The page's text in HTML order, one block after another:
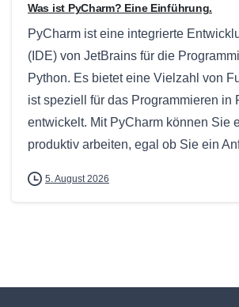
Was ist PyCharm? Eine Einführung.
PyCharm ist eine integrierte
(IDE) von JetBrains für die
Python. Es bietet eine Vielzahl von
ist speziell für das Programmieren in
entwickelt. Mit PyCharm können Sie
produktiv arbeiten, egal ob Sie ein
5. August 2026